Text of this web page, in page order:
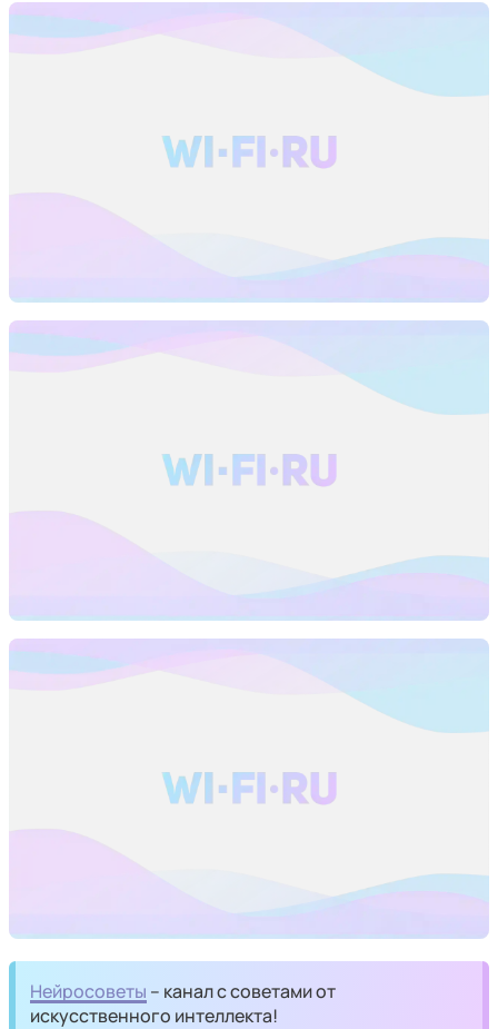
Нейросоветы – канал с советами от
искусственного интеллекта!